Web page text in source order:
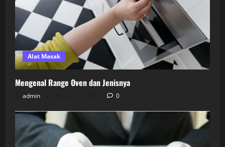
Alat Masak
Mengenal Range Oven dan Jenisnya
admin 0